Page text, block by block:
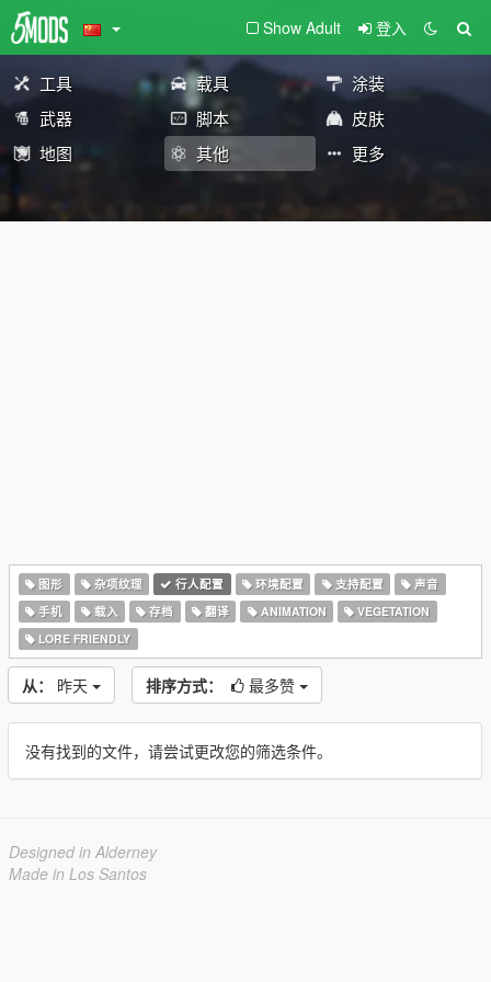
Show Adult 登入
工具 载具
涂装
武器
脚本
皮肤
地图
其他 更多
图形 杂项纹理 行人配置 环境配置 支持配置
声音
手机
载入 存档 翻译 ANIMATION
VEGETATION
LORE FRIENDLY
从： 昨天 排序方式： 最多赞
没有找到的文件，请尝试更改您的筛选条件。
Designed in Alderney
Made in Los Santos